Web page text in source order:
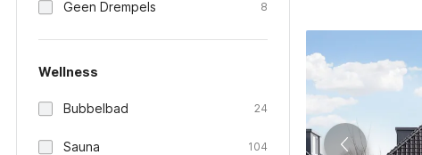
Geen Drempels 8
Wellness
Bubbelbad 24
Sauna 104